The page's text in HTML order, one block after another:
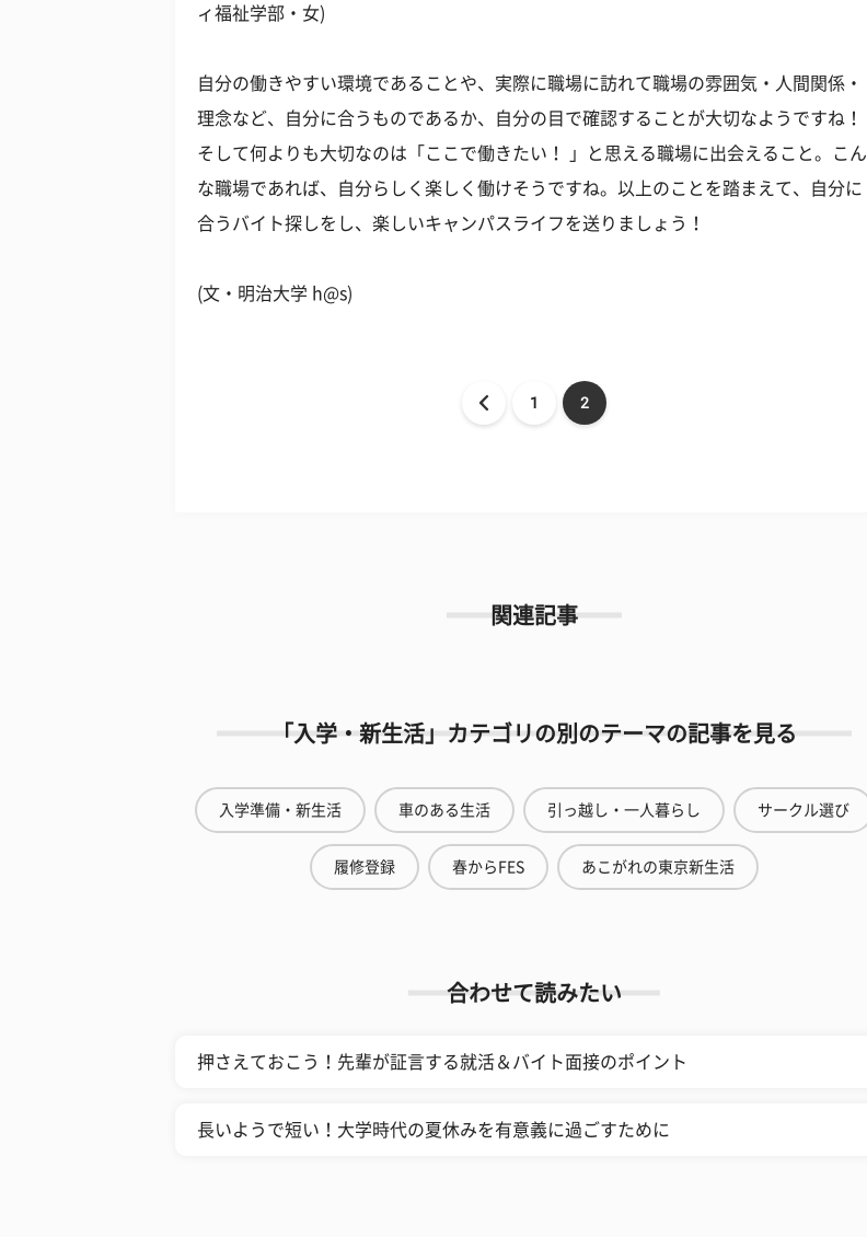
ィ福祉学部・女)
自分の働きやすい環境であることや、実際に職場に訪れて職場の雰囲気・人間関係・
理念など、自分に合うものであるか、自分の目で確認することが大切なようですね！
そして何よりも大切なのは「ここで働きたい！ 」と思える職場に出会えること。こん
な職場であれば、自分らしく楽しく働けそうですね。以上のことを踏まえて、自分に
合うバイト探しをし、楽しいキャンパスライフを送りましょう！
(文・明治大学 h@s)
1 2
関連記事
「入学・新生活」カテゴリの別のテーマの記事を見る
入学準備・新生活 車のある生活 引っ越し・一人暮らし サークル選び
履修登録 春からFES あこがれの東京新生活
合わせて読みたい
押さえておこう！先輩が証言する就活＆バイト面接のポイント
長いようで短い！大学時代の夏休みを有意義に過ごすために